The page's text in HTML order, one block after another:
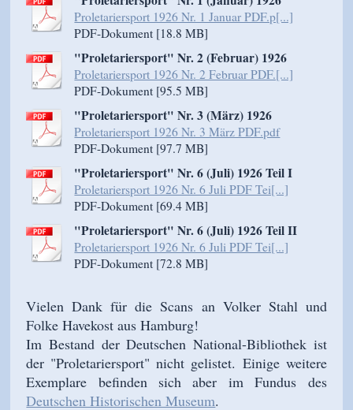
Proletariersport 1926 Nr. 1 Januar PDF.p[...]
PDF-Dokument [18.8 MB]
"Proletariersport" Nr. 2 (Februar) 1926
Proletariersport 1926 Nr. 2 Februar PDF.[...]
PDF-Dokument [95.5 MB]
"Proletariersport" Nr. 3 (März) 1926
Proletariersport 1926 Nr. 3 März PDF.pdf
PDF-Dokument [97.7 MB]
"Proletariersport" Nr. 6 (Juli) 1926 Teil I
Proletariersport 1926 Nr. 6 Juli PDF Tei[...]
PDF-Dokument [69.4 MB]
"Proletariersport" Nr. 6 (Juli) 1926 Teil II
Proletariersport 1926 Nr. 6 Juli PDF Tei[...]
PDF-Dokument [72.8 MB]
Vielen Dank für die Scans an Volker Stahl und
Folke Havekost aus Hamburg!
Im Bestand der Deutschen National-Bibliothek ist
der "Proletariersport" nicht gelistet. Einige weitere
Exemplare befinden sich aber im Fundus des
Deutschen Historischen Museum.